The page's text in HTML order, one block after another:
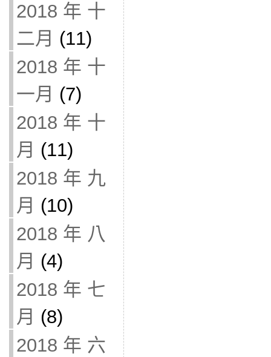
2018 年 十
二月 (11)
2018 年 十
一月 (7)
2018 年 十
月 (11)
2018 年 九
月 (10)
2018 年 八
月 (4)
2018 年 七
月 (8)
2018 年 六